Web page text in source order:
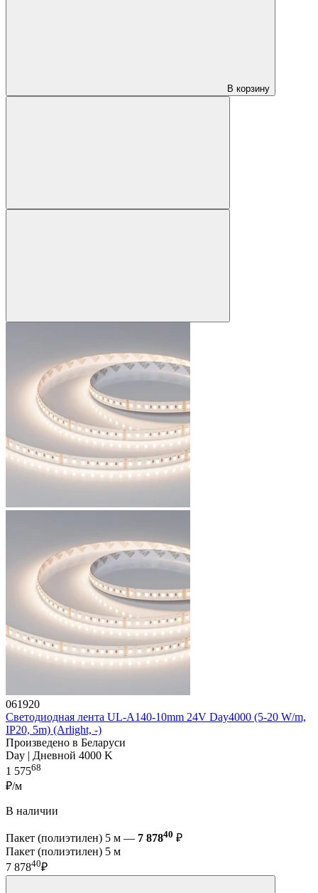
В корзину
061920
Светодиодная лента UL-A140-10mm 24V Day4000 (5-20 W/m,
IP20, 5m) (Arlight, -)
Произведено в Беларуси
Day | Дневной 4000 K
1 57568
₽/м
В наличии
Пакет (полиэтилен) 5 м — 7 87840 ₽
Пакет (полиэтилен) 5 м
7 87840₽